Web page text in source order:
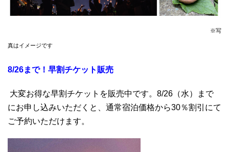
※写
真はイメージです
8/26まで！早割チケット販売
大変お得な早割チケットを販売中です。8/26（水）まで
にお申し込みいただくと、通常宿泊価格から30％割引にて
ご予約いただけます。